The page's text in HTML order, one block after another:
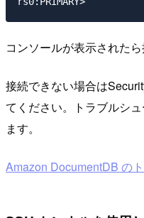
コンソールが表示されたら
接続できない場合は
てください。トラブルシ
ます。
Amazon DocumentDB の